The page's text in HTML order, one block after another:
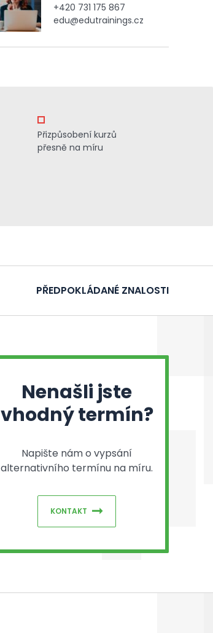
+420 731 175 867
edu@edutrainings.cz
Přizpůsobení kurzů
přesně na míru
PŘEDPOKLÁDANÉ ZNALOSTI
Nenašli jste
vhodný termín?
Napište nám o vypsání
alternativního termínu na míru.
KONTAKT